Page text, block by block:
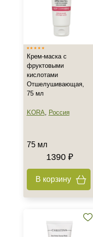
Гладкость
Защита
Обновление клеток
Показать еще
Область применения
Губы
Декольте
Показать еще
Объём
Крем-маска с
фруктовыми
кислотами
Отшелушивающая,
75 мл
KORA, Россия
75 мл
1390 ₽
В корзину